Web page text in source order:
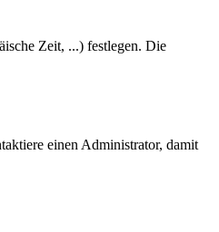
Zeit, ...) festlegen. Die
einen Administrator, damit